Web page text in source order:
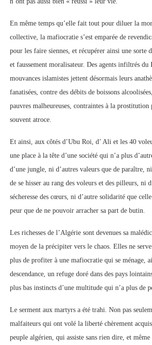
En même temps qu’elle fait tout pour diluer la
collective, la mafiocratie s’est emparée de
pour les faire siennes, et récupérer ainsi une sorte
et faussement moralisateur. Des agents infiltrés du
mouvances islamistes jettent désormais leurs
fanatisées, contre des débits de boissons
pauvres malheureuses, contraintes à la prostitution
souvent atroce.
Et ainsi, aux côtés d’Ubu Roi, d’ Ali et les 40
une place à la tête d’une société qui n’a plus
d’une jungle, ni d’autres valeurs que de paraître,
de se hisser au rang des voleurs et des pilleurs, ni
sécheresse des cœurs, ni d’autre solidarité que
peur que de ne pouvoir arracher sa part de butin.
Les richesses de l’Algérie sont devenues sa
moyen de la précipiter vers le chaos. Elles ne
plus de profiter à une mafiocratie qui se ménage,
descendance, un refuge doré dans des pays
plus bas instincts d’une multitude qui n’a plus de
Le serment aux martyrs a été trahi. Non pas
malfaiteurs qui ont volé la liberté chèrement
peuple algérien, qui assiste sans rien dire, et